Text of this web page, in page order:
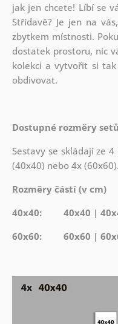
jak jen chcete! Líbí se
Střídavě? Je jen na
zbytkem místnosti.
dostatek prostoru, nic
kolekci a vytvořit si
obdivovat.
Dostupné rozměry setů
Sestavy se skládají ze
(40x40) nebo 4x (60x60).
Rozměry částí (v cm)
40x40: 40x40 |
60x60: 60x60 |